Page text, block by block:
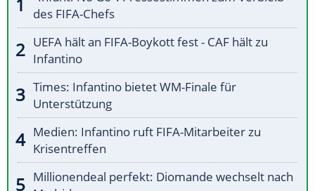
des FIFA-Chefs
UEFA hält an FIFA-Boykott fest - CAF hält zu
Infantino
Times: Infantino bietet WM-Finale für
Unterstützung
Medien: Infantino ruft FIFA-Mitarbeiter zu
Krisentreffen
Millionendeal perfekt: Diomande wechselt nach